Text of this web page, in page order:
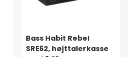
Bass Habit Rebel
SRE62, højttalerkasse